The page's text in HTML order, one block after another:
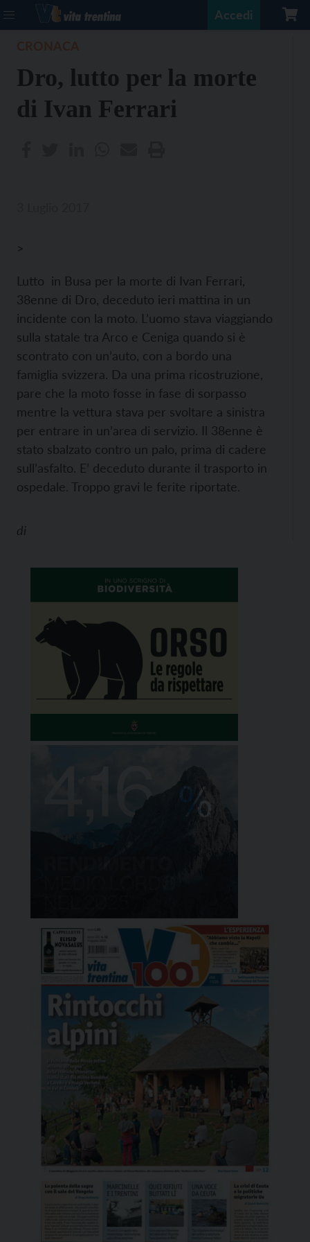
Accedi
Dro, lutto per la morte
di Ivan Ferrari
>
Lutto in Busa per la morte di Ivan Ferrari,
38enne di Dro, deceduto ieri mattina in un
incidente con la moto. L’uomo stava viaggiando
sulla statale tra Arco e Ceniga quando si è
scontrato con un’auto, con a bordo una
famiglia svizzera. Da una prima ricostruzione,
pare che la moto fosse in fase di sorpasso
mentre la vettura stava per svoltare a sinistra
per entrare in un’area di servizio. Il 38enne è
stato sbalzato contro un palo, prima di cadere
sull’asfalto. E’ deceduto durante il trasporto in
ospedale. Troppo gravi le ferite riportate.
di